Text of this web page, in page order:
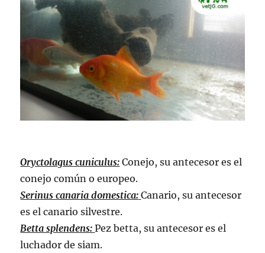
Oryctolagus cuniculus: Conejo, su antecesor es el
conejo común o europeo.
Serinus canaria domestica: Canario, su antecesor
es el canario silvestre.
Betta splendens:Pez betta, su antecesor es el
luchador de siam.